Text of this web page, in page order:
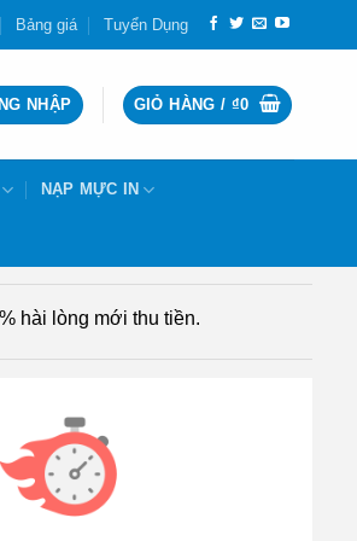
Bảng giá Tuyển Dụng
NHẬP GIỎ HÀNG / ₫0
NẠP MỰC IN
hài lòng mới thu tiền.